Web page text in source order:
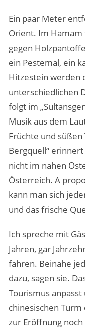
Ein paar Meter
Orient. Im Hamam
gegen
ein Pestemal, ein
Hitzestein werden
unterschiedlichen
folgt im
Musik aus dem
Früchte und süßen
Bergquell“
nicht im nahen
Österreich. A
kann man sich
und das frische
Ich spreche mit
Jahren, gar
fahren. Beinahe
dazu, sagen sie.
Tourismus
chinesischen
zur Eröffnung